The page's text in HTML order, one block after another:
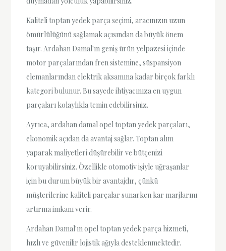
Kaliteli toptan yedek parça seçimi, aracınızın uzun
ömürlülüğünü sağlamak açısından da büyük önem
taşır. Ardahan Damal'ın geniş ürün yelpazesi içinde
motor parçalarından fren sistemine, süspansiyon
elemanlarından elektrik aksamına kadar birçok farklı
kategori bulunur. Bu sayede ihtiyacınıza en uygun
parçaları kolaylıkla temin edebilirsiniz.
Ayrıca, ardahan damal opel toptan yedek parçaları,
ekonomik açıdan da avantaj sağlar. Toptan alım
yaparak maliyetleri düşürebilir ve bütçenizi
koruyabilirsiniz. Özellikle otomotiv işiyle uğraşanlar
için bu durum büyük bir avantajdır, çünkü
müşterilerine kaliteli parçalar sunarken kar marjlarını
artırma imkanı verir.
Ardahan Damal'ın opel toptan yedek parça hizmeti,
hızlı ve güvenilir lojistik ağıyla desteklenmektedir.